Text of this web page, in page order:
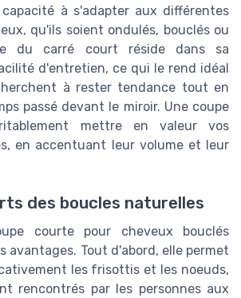
à s'adapter aux différentes
qu'ils soient ondulés, bouclés ou
du carré court réside dans sa
d'entretien, ce qui le rend idéal
à rester tendance tout en
passé devant le miroir. Une coupe
mettre en valeur vos
en accentuant leur volume et leur
des boucles naturelles
courte pour cheveux bouclés
avantages. Tout d'abord, elle permet
les frisottis et les noeuds,
rencontrés par les personnes aux